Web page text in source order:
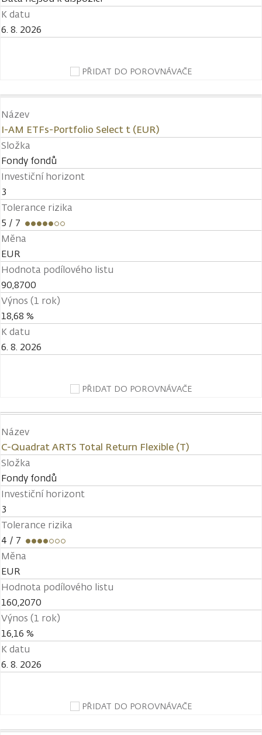
K datu
6. 8. 2026
PŘIDAT DO POROVNÁVAČE
Název
I-AM ETFs-Portfolio Select t (EUR)
Složka
Fondy fondů
Investiční horizont
3
Tolerance rizika
5 / 7
Měna
EUR
Hodnota podílového listu
90,8700
Výnos (1 rok)
18,68 %
K datu
6. 8. 2026
PŘIDAT DO POROVNÁVAČE
Název
C-Quadrat ARTS Total Return Flexible (T)
Složka
Fondy fondů
Investiční horizont
3
Tolerance rizika
4 / 7
Měna
EUR
Hodnota podílového listu
160,2070
Výnos (1 rok)
16,16 %
K datu
6. 8. 2026
PŘIDAT DO POROVNÁVAČE